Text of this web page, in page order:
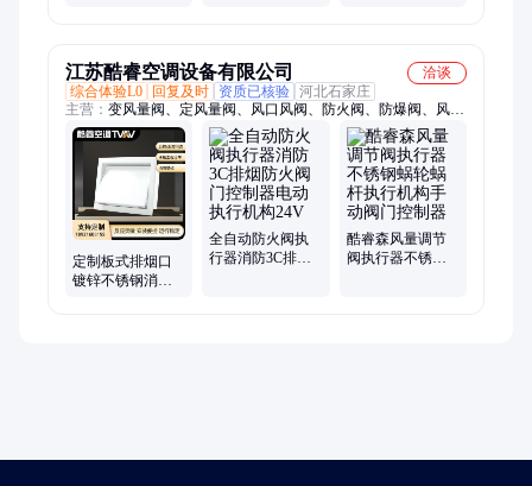
江苏酷睿空调设备有限公司
洽谈
综合体验L0
回复及时 资质已核验 河北石家庄
主营： 变风量阀、定风量阀、风口风阀、防火阀、防爆阀、风机
盘管、新风换气机、多页排烟口
定制板式排烟口
镀锌不锈钢消防
全自动防火阀执
行器消防3C排烟
酷睿森风量调节
阀执行器不锈钢